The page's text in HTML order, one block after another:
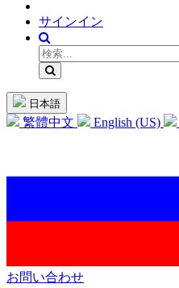
サインイン
日本語
繁體中文 English (US)
お問い合わせ